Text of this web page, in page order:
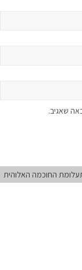
שאגיב.
החוכמה האלוהית